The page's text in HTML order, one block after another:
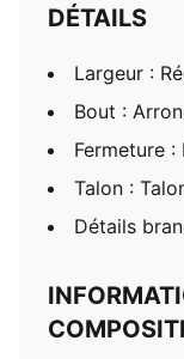
DÉTAILS
Largeur :
Bout :
Fermeture
Talon :
Détails